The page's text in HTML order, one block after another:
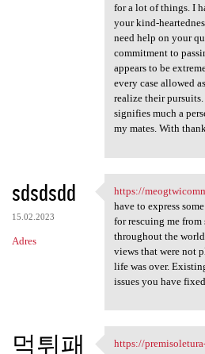
for a lot of things. I
your kind-
need help on your
commitment to
appears to be
every case allowed
realize their
signifies much a
my mates. With
sdsdsdd
15.02.2023
Adres
https://
https://
have to express
for rescuing me from
throughout the
views that were not
life was over.
issues you have
먹튀패 https://